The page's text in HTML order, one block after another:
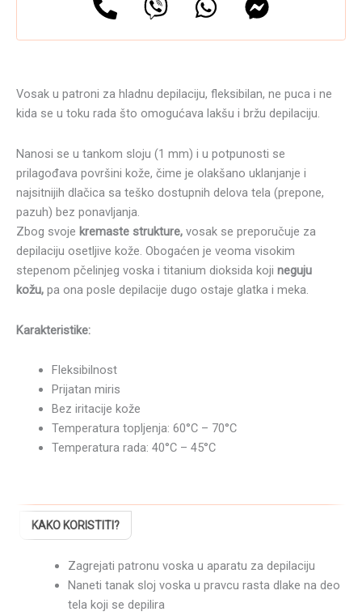
Vosak u patroni za hladnu depilaciju, fleksibilan, ne puca i ne
kida se u toku rada što omogućava lakšu i bržu depilaciju.
Nanosi se u tankom sloju (1 mm) i u potpunosti se
prilagođava površini kože, čime je olakšano uklanjanje i
najsitnijih dlačica sa teško dostupnih delova tela (prepone,
pazuh) bez ponavljanja.
Zbog svoje kremaste strukture, vosak se preporučuje za
depilaciju osetljive kože. Obogaćen je veoma visokim
stepenom pčelinjeg voska i titanium dioksida koji neguju
kožu, pa ona posle depilacije dugo ostaje glatka i meka.
Karakteristike:
Fleksibilnost
Prijatan miris
Bez iritacije kože
Temperatura topljenja: 60°C – 70°C
Temperatura rada: 40°C – 45°C
KAKO KORISTITI?
Zagrejati patronu voska u aparatu za depilaciju
Naneti tanak sloj voska u pravcu rasta dlake na deo
tela koji se depilira